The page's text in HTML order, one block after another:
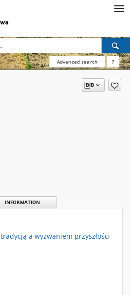
Advanced search ?
INFORMATION
a wyzwaniem przyszłości